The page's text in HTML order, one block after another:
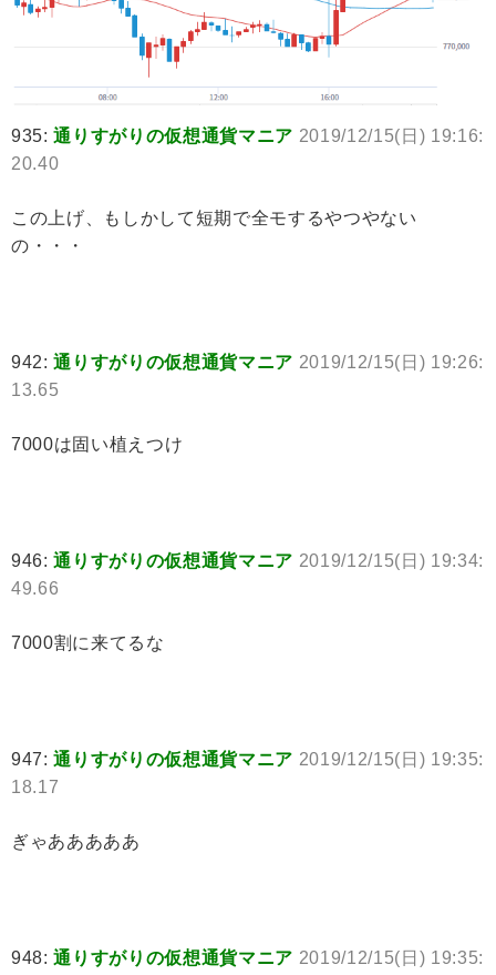
935:通りすがりの仮想通貨マニア 2019/12/15(日) 19:16:
20.40
この上げ、もしかして短期で全モするやつやない
の・・・
942:通りすがりの仮想通貨マニア 2019/12/15(日) 19:26:
13.65
7000は固い植えつけ
946:通りすがりの仮想通貨マニア 2019/12/15(日) 19:34:
49.66
7000割に来てるな
947:通りすがりの仮想通貨マニア 2019/12/15(日) 19:35:
18.17
ぎゃあああああ
948:通りすがりの仮想通貨マニア 2019/12/15(日) 19:35: